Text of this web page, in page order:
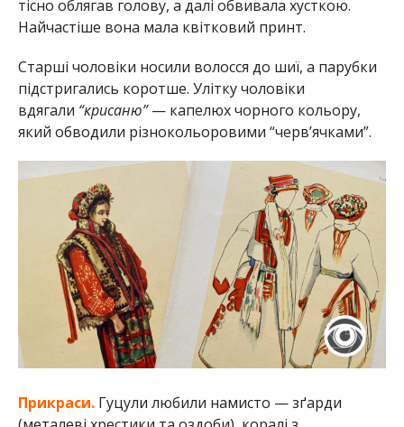
тісно облягав голову, а далі обвивала хусткою.
Найчастіше вона мала квітковий принт.
Старші чоловіки носили волосся до шиї, а парубки
підстригались коротше. Улітку чоловіки
вдягали “крисаню”— капелюх чорного кольору,
який обводили різнокольоровими “черв’ячками”.
Прикраси.Гуцули любили намисто — зґарди